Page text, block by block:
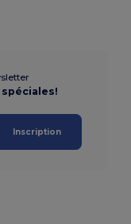
Inscription